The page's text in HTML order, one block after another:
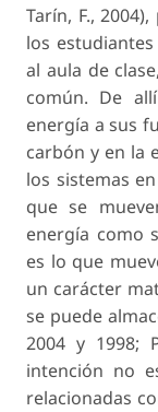
Tarín, F.,
los
al aula de
común. De
energía a sus
carbón y en la
los sistemas
que se
energía como
es lo que
un carácter
se puede
2004 y 1998;
intención no
relacionadas